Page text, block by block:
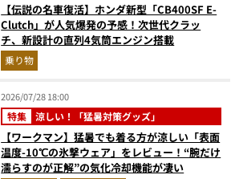
【伝説の名車復活】ホンダ新型「CB400SF E-
Clutch」が人気爆発の予感！次世代クラッ
チ、新設計の直列4気筒エンジン搭載
乗り物
2026/07/28 18:00
特集 涼しい！「猛暑対策グッズ」
【ワークマン】猛暑でも着る方が涼しい「表面
温度-10℃の氷撃ウェア」をレビュー！“腕だけ
濡らすのが正解”の気化冷却機能が凄い